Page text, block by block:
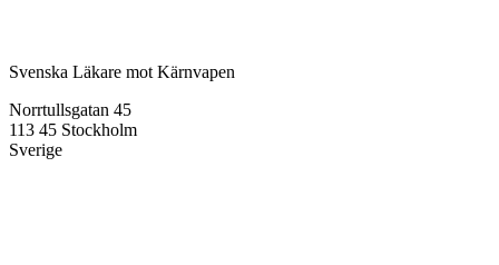
Svenska Läkare mot Kärnvapen
Norrtullsgatan 45
113 45 Stockholm
Sverige